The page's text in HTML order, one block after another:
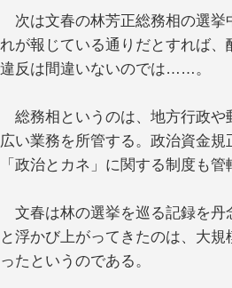
次は文春の林芳正総務相の選挙
れが報じている通りだとすれば
違反は間違いないのでは……。
総務相というのは、地方行政や
広い業務を所管する。政治資金規
「政治とカネ」に関する制度も管
文春は林の選挙を巡る記録を丹
と浮かび上がってきたのは、大
ったというのである。